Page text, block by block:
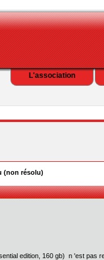
L'association
(non résolu)
edition, 160 gb) n 'est pas